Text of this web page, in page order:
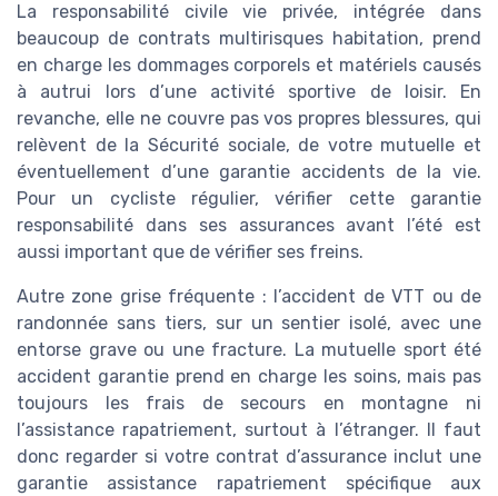
La responsabilité civile vie privée, intégrée dans
beaucoup de contrats multirisques habitation, prend
en charge les dommages corporels et matériels causés
à autrui lors d’une activité sportive de loisir. En
revanche, elle ne couvre pas vos propres blessures, qui
relèvent de la Sécurité sociale, de votre mutuelle et
éventuellement d’une garantie accidents de la vie.
Pour un cycliste régulier, vérifier cette garantie
responsabilité dans ses assurances avant l’été est
aussi important que de vérifier ses freins.
Autre zone grise fréquente : l’accident de VTT ou de
randonnée sans tiers, sur un sentier isolé, avec une
entorse grave ou une fracture. La mutuelle sport été
accident garantie prend en charge les soins, mais pas
toujours les frais de secours en montagne ni
l’assistance rapatriement, surtout à l’étranger. Il faut
donc regarder si votre contrat d’assurance inclut une
garantie assistance rapatriement spécifique aux